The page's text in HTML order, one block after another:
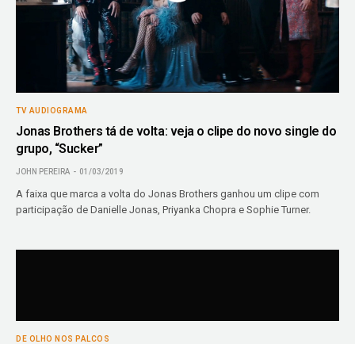
TV AUDIOGRAMA
Jonas Brothers tá de volta: veja o clipe do novo single do
grupo, “Sucker”
JOHN PEREIRA 01/03/2019
A faixa que marca a volta do Jonas Brothers ganhou um clipe com
participação de Danielle Jonas, Priyanka Chopra e Sophie Turner.
DE OLHO NOS PALCOS